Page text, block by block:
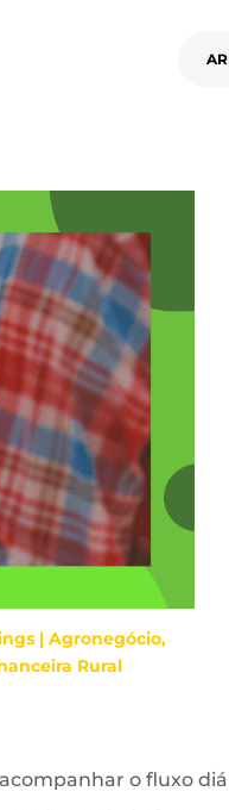
|Agronegócio,
Rural
o fluxo